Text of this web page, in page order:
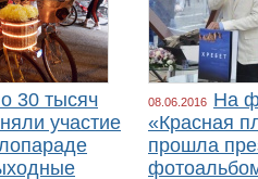
30 тысяч
участие
08.06.2016 На
«Красная
прошла